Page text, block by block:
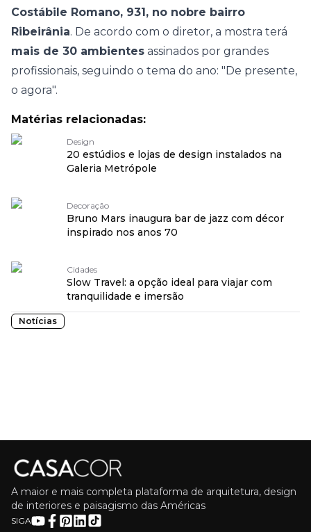
Costábile Romano, 931, no nobre bairro
Ribeirânia. De acordo com o diretor, a mostra terá
mais de 30 ambientes assinados por grandes
profissionais, seguindo o tema do ano: "De presente,
o agora".
Matérias relacionadas:
Design
20 estúdios e lojas de design instalados na
Galeria Metrópole
Decoração
Bruno Mars inaugura bar de jazz com décor
inspirado nos anos 70
Cidades
Slow Travel: a opção ideal para viajar com
tranquilidade e imersão
Notícias
A maior e mais completa plataforma de arquitetura, design
de interiores e paisagismo das Américas
SIGA